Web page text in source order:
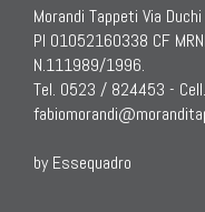
Morandi Tappeti Via
PI 01052160338 CF
N.111989/1996.
Tel. 0523 / 824453 -
by Essequadro